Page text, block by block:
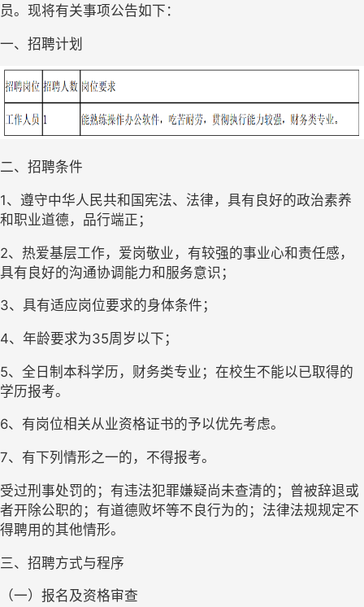
员。现将有关事项公告如下：
一、招聘计划
二、招聘条件
1、遵守中华人民共和国宪法、法律，具有良好的政治素养
和职业道德，品行端正；
2、热爱基层工作，爱岗敬业，有较强的事业心和责任感，
具有良好的沟通协调能力和服务意识；
3、具有适应岗位要求的身体条件；
4、年龄要求为35周岁以下；
5、全日制本科学历，财务类专业；在校生不能以已取得的
学历报考。
6、有岗位相关从业资格证书的予以优先考虑。
7、有下列情形之一的，不得报考。
受过刑事处罚的；有违法犯罪嫌疑尚未查清的；曾被辞退或
者开除公职的；有道德败坏等不良行为的；法律法规规定不
得聘用的其他情形。
三、招聘方式与程序
（一）报名及资格审查